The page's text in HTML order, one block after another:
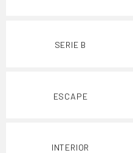
SERIE B
ESCAPE
INTERIOR